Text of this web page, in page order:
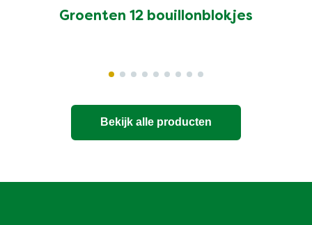
Groenten 12 bouillonblokjes
Bekijk alle producten